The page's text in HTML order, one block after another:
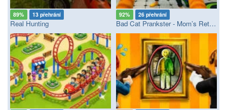
89% 13 přehrání
Real Hunting
92% 26 přehrání
Bad Cat Prankster - Mom’s Return